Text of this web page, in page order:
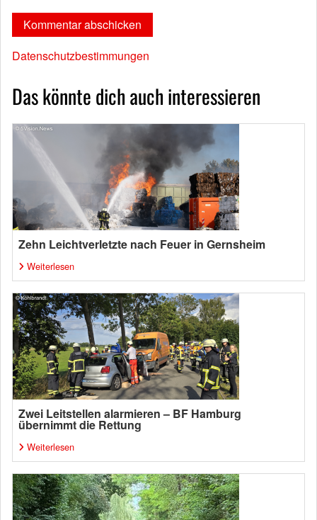
Datenschutzbestimmungen
Das könnte dich auch interessieren
Zehn Leichtverletzte nach Feuer in Gernsheim
Weiterlesen
Zwei Leitstellen alarmieren – BF Hamburg
übernimmt die Rettung
Weiterlesen